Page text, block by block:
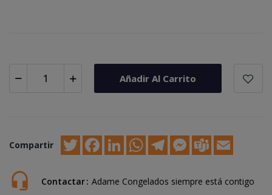
Añadir Al Carrito
Compartir TwitterFacebookLinkedInWhatsAppTelegramMessenger
Teams
Contactar Adame Congelados siempre está contigo